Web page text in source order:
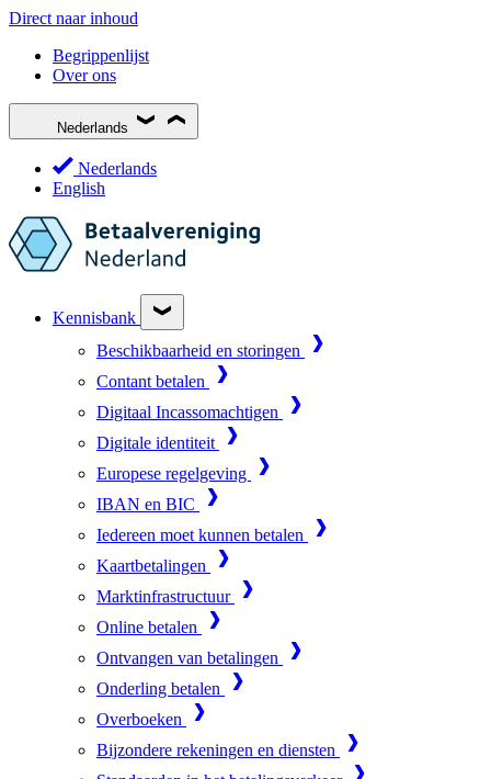
Direct naar inhoud
Begrippenlijst
Over ons
Nederlands
Nederlands
English
Kennisbank
Beschikbaarheid en storingen
Contant betalen
Digitaal Incassomachtigen
Digitale identiteit
Europese regelgeving
IBAN en BIC
Iedereen moet kunnen betalen
Kaartbetalingen
Marktinfrastructuur
Online betalen
Ontvangen van betalingen
Onderling betalen
Overboeken
Bijzondere rekeningen en diensten